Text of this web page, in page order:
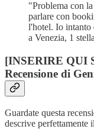
"Problema con
parlare con
l'hotel. Io intanto
a Venezia, 1 stella
[INSERIRE QUI
Recensione di
Guardate questa
descrive perfettamente